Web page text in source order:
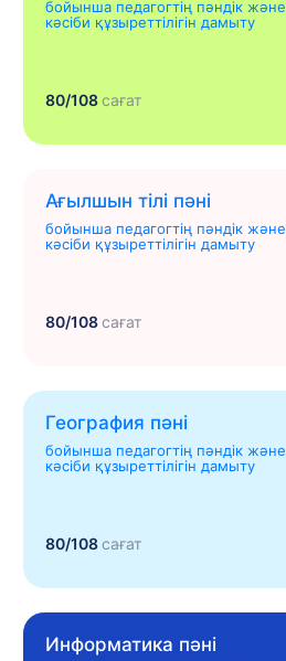
бойынша педагогтің пәндік және
кәсіби құзыреттілігін дамыту
80/108сағат
Ағылшын тілі пәні
бойынша педагогтің пәндік және
кәсіби құзыреттілігін дамыту
80/108сағат
География пәні
бойынша педагогтің пәндік және
кәсіби құзыреттілігін дамыту
80/108сағат
Информатика пәні